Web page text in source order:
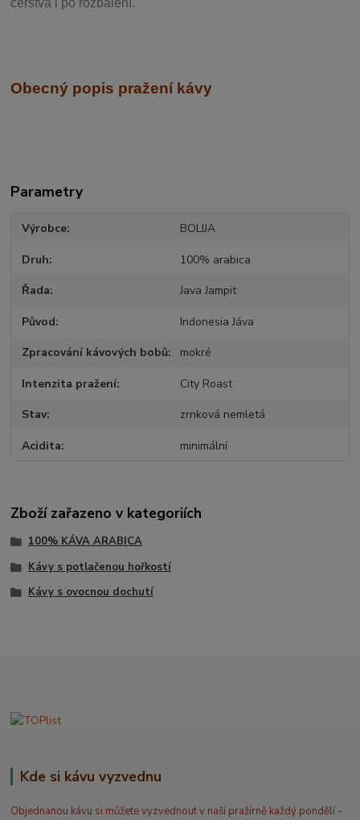
čerstvá i po rozbalení.
Obecný popis pražení kávy
Parametry
Výrobce BOLIJA
Druh 100% arabica
Řada Java Jampit
Původ Indonesia Jáva
Zpracování kávových bobů mokré
Intenzita pražení City Roast
Stav zrnková nemletá
Acidita minimální
Zboží zařazeno v kategoriích
100% KÁVA ARABICA
Kávy s potlačenou hořkostí
Kávy s ovocnou dochutí
Kde si kávu vyzvednu
Objednanou kávu si můžete vyzvednout v naší pražírně každý pondělí -